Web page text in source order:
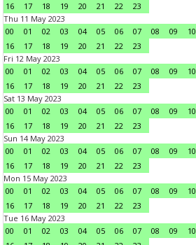
16
17 18 19 20 21 22
23
Thu 11 May 2023
00
01 02 03 04 05 06 07 08 09 10
16
17 18 19 20 21 22
23
Fri 12 May 2023
00
01 02 03 04 05 06 07 08 09 10
16
17 18 19 20 21 22
23
Sat 13 May 2023
00
01 02 03 04 05 06 07 08 09 10
16
17 18 19 20 21 22
23
Sun 14 May 2023
00
01 02 03 04 05 06 07 08 09 10
16
17 18 19 20 21 22
23
Mon 15 May 2023
00
01 02 03 04 05 06 07 08 09 10
16
17 18 19 20 21 22
23
Tue 16 May 2023
00
01 02 03 04 05 06 07 08 09 10